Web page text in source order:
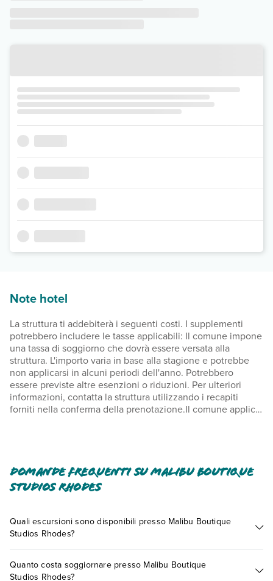
Note hotel
La struttura ti addebiterà i seguenti costi. I supplementi
potrebbero includere le tasse applicabili: Il comune impone
una tassa di soggiorno che dovrà essere versata alla
struttura. L'importo varia in base alla stagione e potrebbe
non applicarsi in alcuni periodi dell'anno. Potrebbero
essere previste altre esenzioni o riduzioni. Per ulteriori
informazioni, contatta la struttura utilizzando i recapiti
forniti nella conferma della prenotazione.Il comune applica
incluso tutti i costi che ci ha comunicato la struttura. Il
check-in anticipato è a pagamento e soggetto a
disponibilitàIl check-out posticipato è a pagamento e
giorno È possibile che questo elenco non sia completo.
Tariffe e depositi potrebbero non includere le tasse e sono
In base alla normativa vigente, non si accettano pagamenti
Domande frequenti su Malibu Boutique
Studios Rhodes
Quali escursioni sono disponibili presso Malibu Boutique
Studios Rhodes?
presso Malibu Boutique Studios Rhodes. Scoprile tutte nella
Quanto costa soggiornare presso Malibu Boutique
Studios Rhodes?